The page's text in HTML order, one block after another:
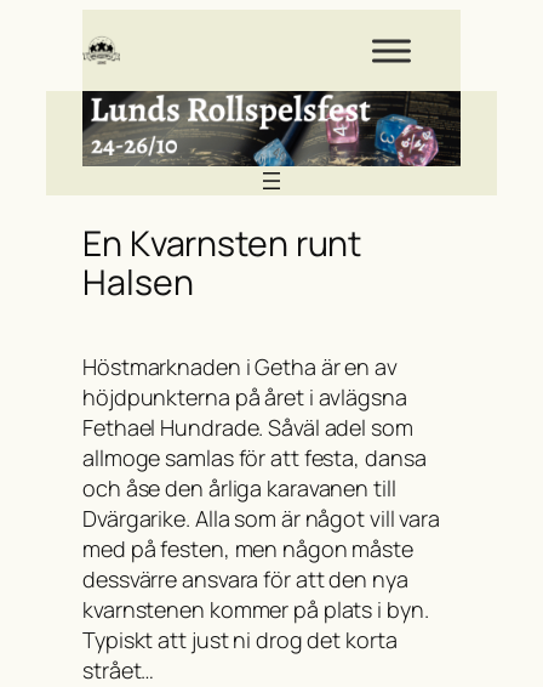
innehåll
En Kvarnsten runt
Halsen
Höstmarknaden i Getha är en av
höjdpunkterna på året i avlägsna
Fethael Hundrade. Såväl adel som
allmoge samlas för att festa, dansa
och åse den årliga karavanen till
Dvärgarike. Alla som är något vill vara
med på festen, men någon måste
dessvärre ansvara för att den nya
kvarnstenen kommer på plats i byn.
Typiskt att just ni drog det korta
strået…